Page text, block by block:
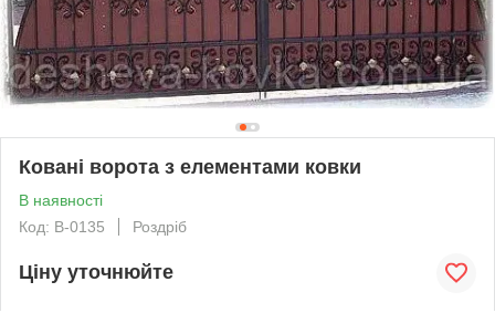
Ковані ворота з елементами ковки
В наявності
Код: В-0135
Роздріб
Ціну уточнюйте